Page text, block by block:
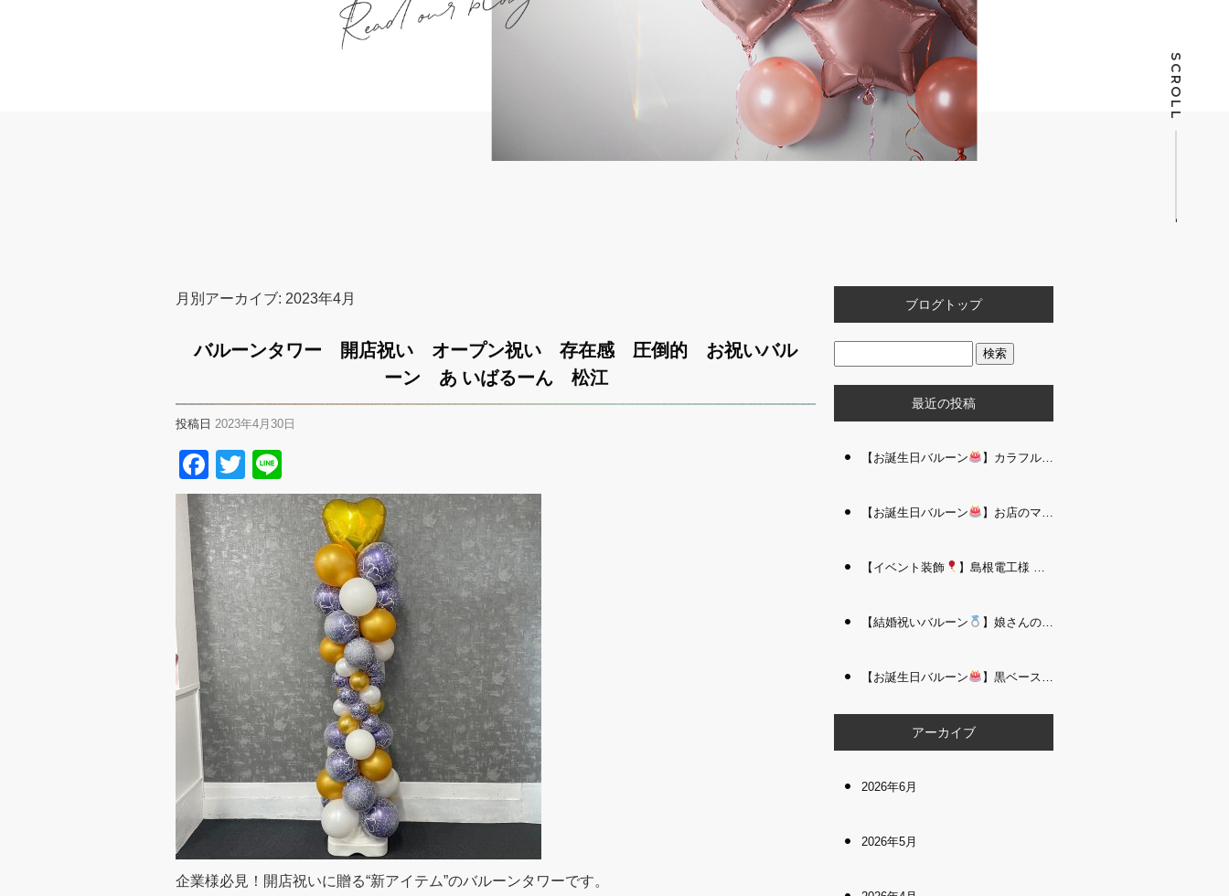
SCROLL
月別アーカイブ: 2023年4月
バルーンタワー 開店祝い オープン祝い 存在感 圧倒的 お祝いバル
ーン あ いばるーん 松江
投稿日 2023年4月30日
Facebook
Twitter
企業様必見！開店祝いに贈る“新アイテム”のバルーンタワーです。
ブログトップ
最近の投稿
【お誕生日バルーン 】カラフルで存在感たっぷりのバルーンタワー｜松江 i Balloo n
【お誕生日バルーン 】お店のママさんへの華やかなお祝いに｜シャンパン付き豪 華バルーンアレンジメント｜松江 i Balloon
【イベント装飾 】島根電工様 お客様感謝祭｜入口アーチ＆キッズコーナー装飾 を担当しました｜松江 i Balloon
【結婚祝いバルーン 】娘さんのご結婚祝いに｜ウェディングベアとフラワーイン バルーンが華やかなバルーンアレンジメント｜松江 i Balloon
【お誕生日バルーン 】黒ベース×ヒョウ柄がおしゃれ
アーカイブ
2026年6月
2026年5月